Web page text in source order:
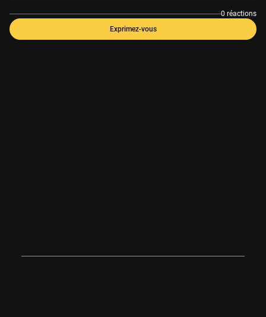
0 réactions
Exprimez-vous